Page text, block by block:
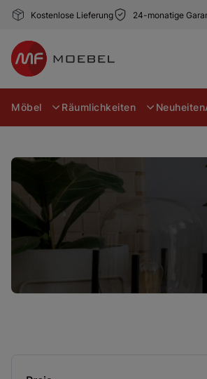
Kostenlose Lieferung 24-monatige
Möbel Räumlichkeiten Neuheiten